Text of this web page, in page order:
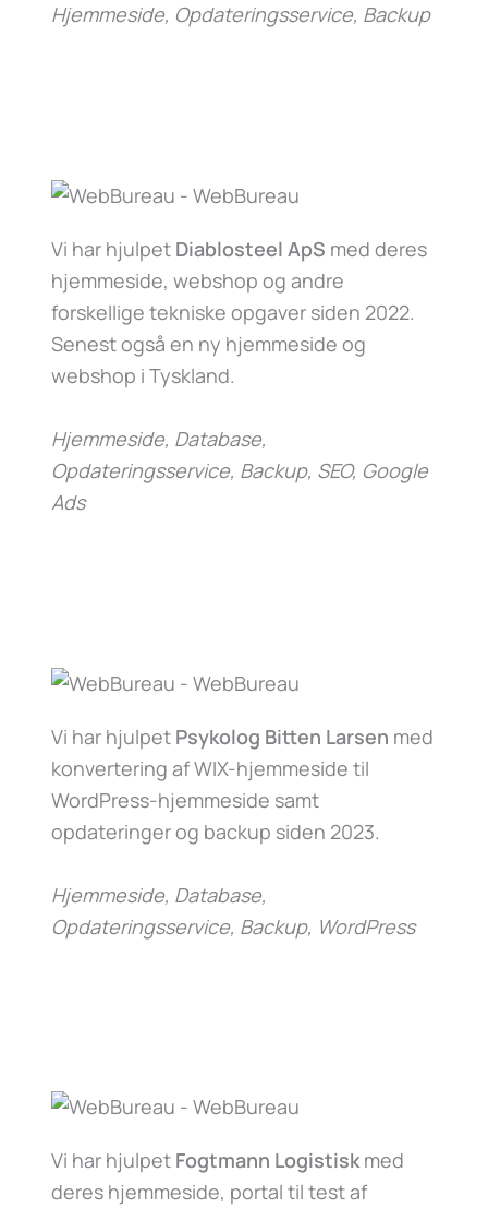
Hjemmeside, Opdateringsservice, Backup
Vi har hjulpet Diablosteel ApS med deres
hjemmeside, webshop og andre
forskellige tekniske opgaver siden 2022.
Senest også en ny hjemmeside og
webshop i Tyskland.
Hjemmeside, Database,
Opdateringsservice, Backup, SEO, Google
Ads
Vi har hjulpet Psykolog Bitten Larsen med
konvertering af WIX-hjemmeside til
WordPress-hjemmeside samt
opdateringer og backup siden 2023.
Hjemmeside, Database,
Opdateringsservice, Backup, WordPress
Vi har hjulpet Fogtmann Logistiskmed
deres hjemmeside, portal til test af